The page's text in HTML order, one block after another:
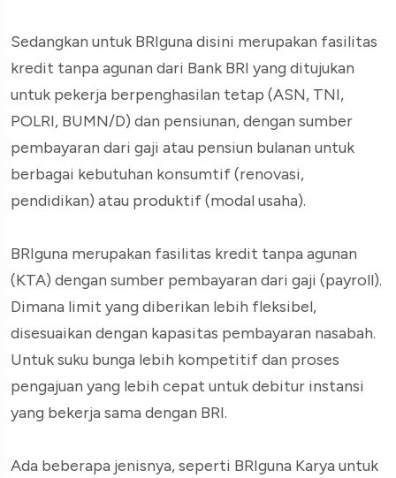
Sedangkan untuk BRIguna disini merupakan fasilitas
kredit tanpa agunan dari Bank BRI yang ditujukan
untuk pekerja berpenghasilan tetap (ASN, TNI,
POLRI, BUMN/D) dan pensiunan, dengan sumber
pembayaran dari gaji atau pensiun bulanan untuk
berbagai kebutuhan konsumtif (renovasi,
pendidikan) atau produktif (modal usaha).
BRIguna merupakan fasilitas kredit tanpa agunan
(KTA) dengan sumber pembayaran dari gaji (payroll).
Dimana limit yang diberikan lebih fleksibel,
disesuaikan dengan kapasitas pembayaran nasabah.
Untuk suku bunga lebih kompetitif dan proses
pengajuan yang lebih cepat untuk debitur instansi
yang bekerja sama dengan BRI.
Ada beberapa jenisnya, seperti BRIguna Karya untuk